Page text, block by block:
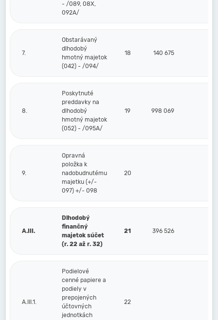
- /089, 08X,
092A/
7.
Obstarávaný
dlhodobý
hmotný majetok
(042) - /094/
18 140 675
8.
Poskytnuté
preddavky na
dlhodobý
hmotný majetok
(052) - /095A/
19 998 069
9.
Opravná
položka k
nadobudnutému
majetku (+/-
097) +/- 098
20
A.III.
Dlhodobý
finančný
majetok súčet
(r. 22 až r. 32)
21 396 526
A.III.1.
Podielové
cenné papiere a
podiely v
prepojených
účtovných
jednotkách
22